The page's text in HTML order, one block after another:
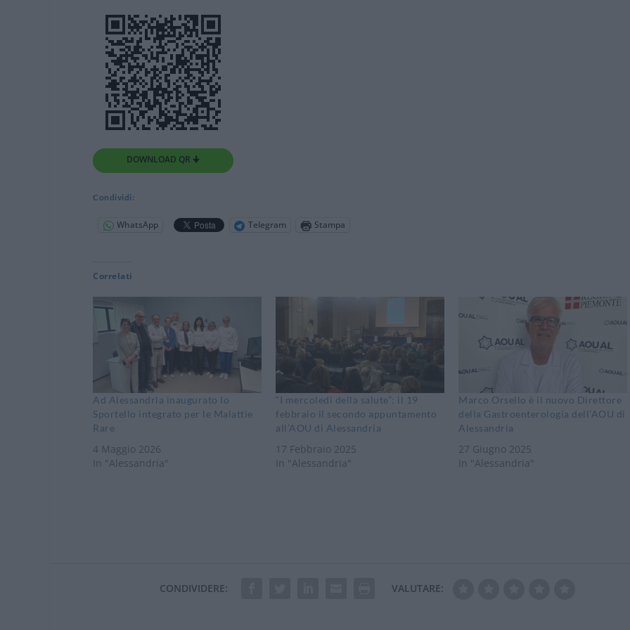
DOWNLOAD QR 🠋
Condividi:
WhatsApp Telegram Stampa
Correlati
Ad Alessandria inaugurato lo
Sportello integrato per le Malattie
Rare
4 Maggio 2026
In "Alessandria"
“I mercoledì della salute”: il 19
febbraio il secondo appuntamento
all’AOU di Alessandria
17 Febbraio 2025
In "Alessandria"
Marco Orsello è il nuovo Direttore
della Gastroenterologia dell’AOU di
Alessandria
27 Giugno 2025
In "Alessandria"
CONDIVIDERE: VALUTARE: